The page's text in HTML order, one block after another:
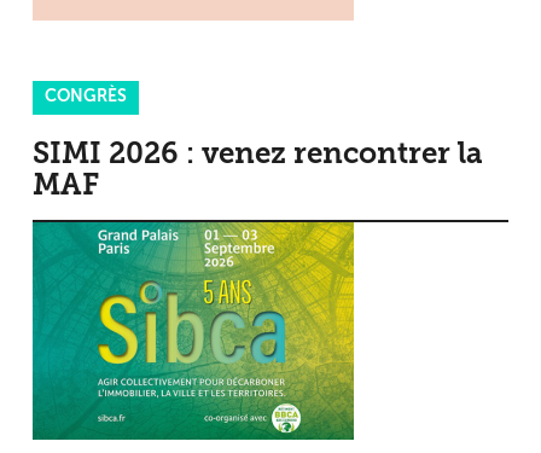
CONGRÈS
SIMI 2026 : venez rencontrer la
MAF